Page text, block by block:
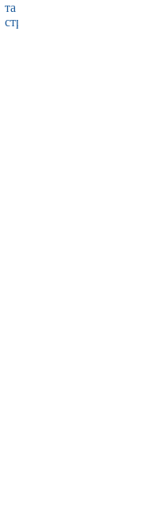
та
страхування